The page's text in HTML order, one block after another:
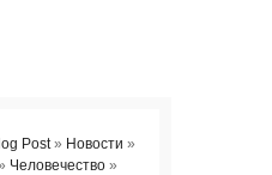
Post» Новости »
Человечество »